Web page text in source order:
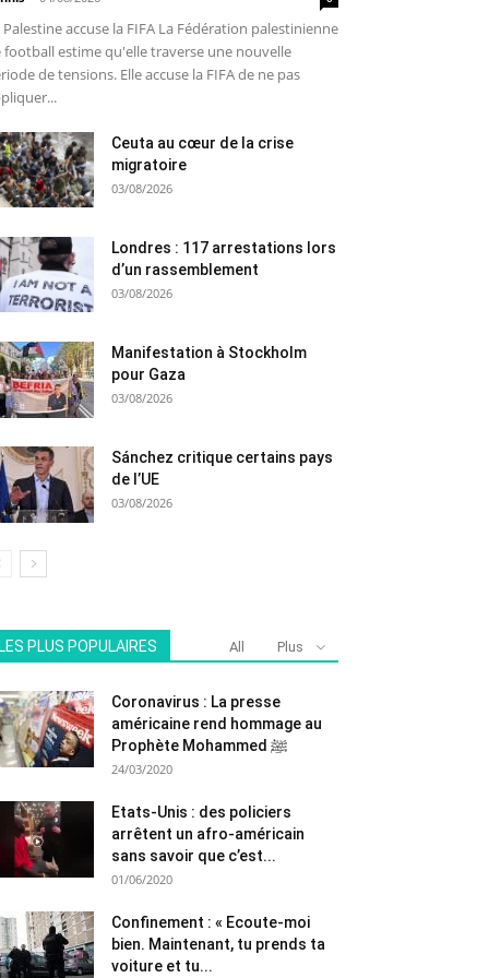
Palestine accuse la FIFA La Fédération palestinienne
football estime qu'elle traverse une nouvelle
de tensions. Elle accuse la FIFA de ne pas
Ceuta au cœur de la crise
migratoire
03/08/2026
Londres : 117 arrestations lors
d’un rassemblement
03/08/2026
Manifestation à Stockholm
pour Gaza
03/08/2026
Sánchez critique certains pays
de l’UE
03/08/2026
LES PLUS POPULAIRES All Plus
Coronavirus : La presse
américaine rend hommage au
Prophète Mohammed ﷺ
24/03/2020
Etats-Unis : des policiers
arrêtent un afro-américain
sans savoir que c’est...
01/06/2020
Confinement : « Ecoute-moi
bien. Maintenant, tu prends ta
voiture et tu...